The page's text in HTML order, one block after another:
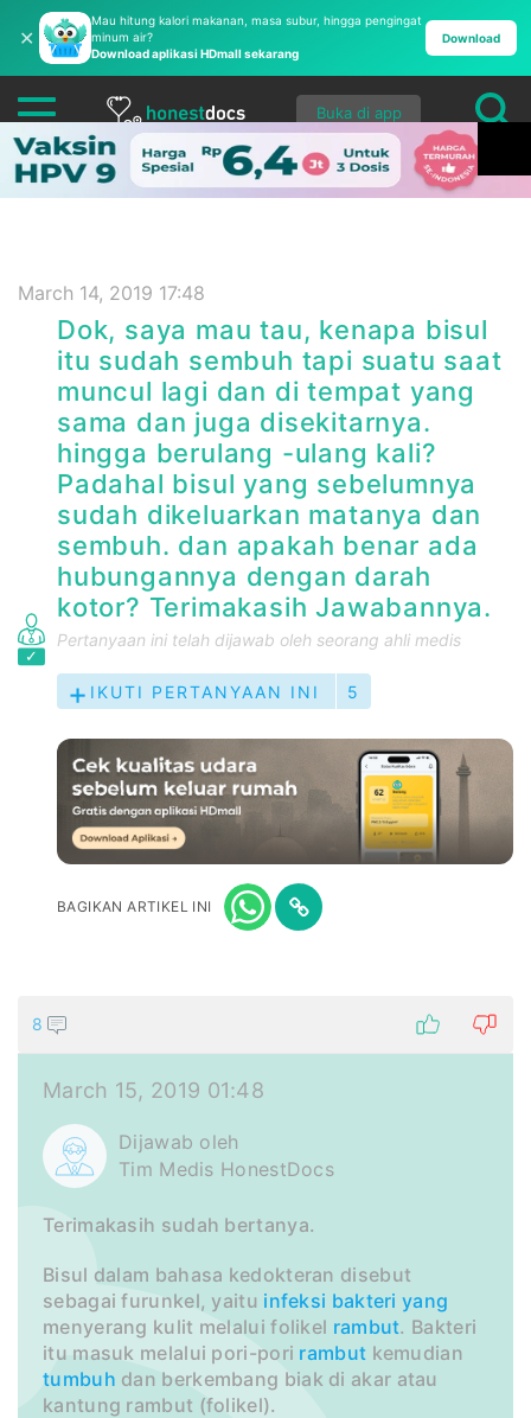
✕
Mau hitung kalori makanan, masa subur, hingga pengingat
minum air?
Download aplikasi HDmall sekarang
Download
Buka di app
March 14, 2019 17:48
Dok, saya mau tau, kenapa bisul
itu sudah sembuh tapi suatu saat
muncul lagi dan di tempat yang
sama dan juga disekitarnya.
hingga berulang -ulang kali?
Padahal bisul yang sebelumnya
sudah dikeluarkan matanya dan
sembuh. dan apakah benar ada
hubungannya dengan darah
kotor? Terimakasih Jawabannya.
Pertanyaan ini telah dijawab oleh seorang ahli medis
IKUTI PERTANYAAN INI 5
BAGIKAN ARTIKEL INI
8
March 15, 2019 01:48
Dijawab oleh
Tim Medis HonestDocs
Terimakasih sudah bertanya.
Bisul dalam bahasa kedokteran disebut
sebagai furunkel, yaitu infeksi bakteri yang
menyerang kulit melalui folikel rambut. Bakteri
itu masuk melalui pori-pori rambut kemudian
tumbuh dan berkembang biak di akar atau
kantung rambut (folikel).